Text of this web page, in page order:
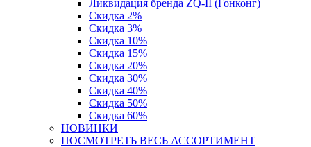
Ликвидация бренда ZQ-II (Гонконг)
Скидка 2%
Скидка 3%
Скидка 10%
Скидка 15%
Скидка 20%
Скидка 30%
Скидка 40%
Скидка 50%
Скидка 60%
НОВИНКИ
ПОСМОТРЕТЬ ВЕСЬ АССОРТИМЕНТ